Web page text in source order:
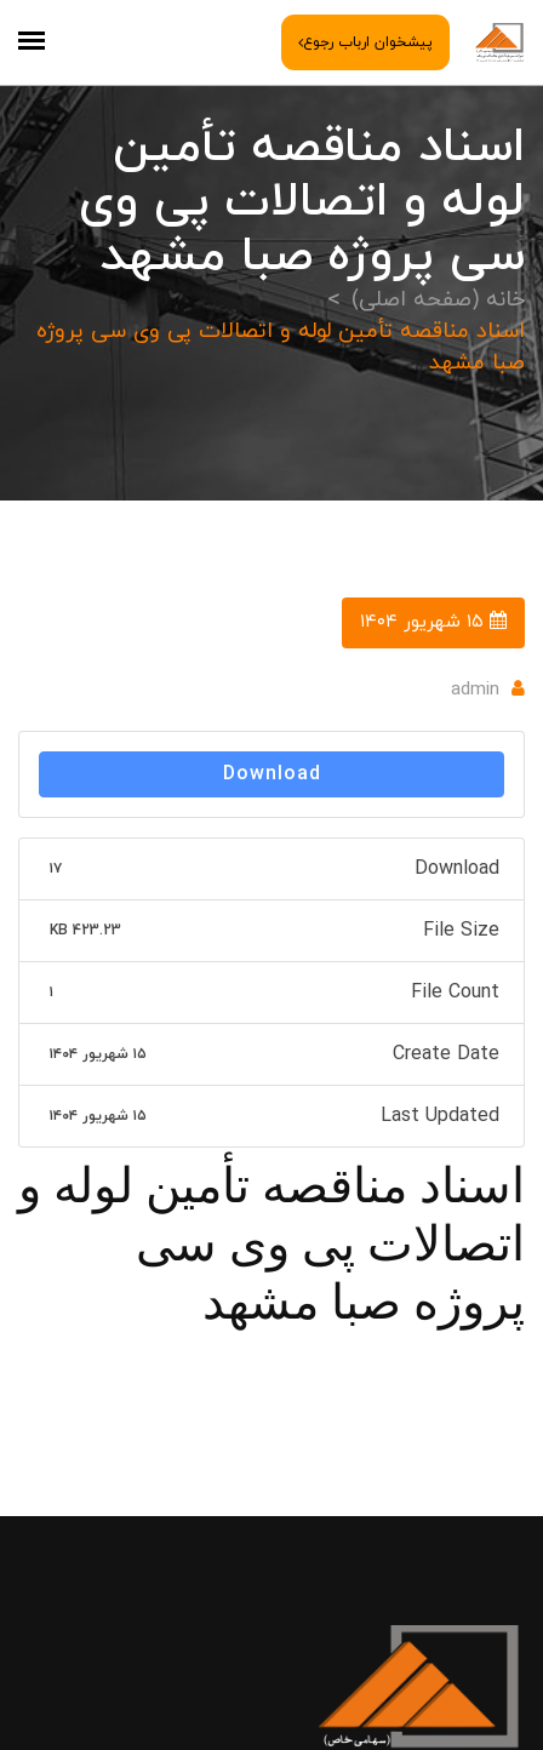
پیشخوان ارباب رجوع
اسناد مناقصه تأمین
لوله و اتصالات پی وی
سی پروژه صبا مشهد
خانه (صفحه اصلی)
اسناد مناقصه تأمین لوله و اتصالات پی وی سی پروژه
صبا مشهد
admin
Download
Download ۱۷
File Size
423.23 KB
File Count ۱
Create Date ۱۵ شهریور ۱۴۰۴
Last Updated ۱۵ شهریور ۱۴۰۴
اسناد مناقصه تأمین لوله و
اتصالات پی وی سی
پروژه صبا مشهد